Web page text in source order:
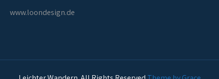
www.loondesign.de